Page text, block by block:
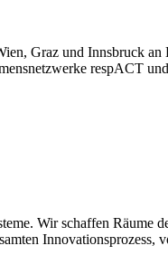
Graz und Innsbruck
respACT
Wir schaffen